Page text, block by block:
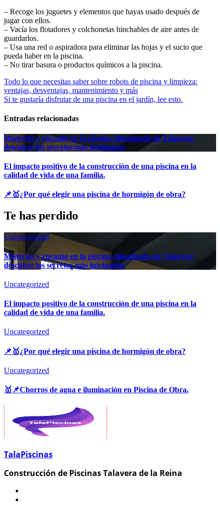
– Recoge los juguetes y elementos que hayas usado después de
jugar con ellos.
– Vacía los flotadores y colchonetas hinchables de aire antes de
guardarlos.
– Usa una red o aspiradora para eliminar las hojas y el sucio que
pueda haber en la piscina.
– No tirar basura o productos químicos a la piscina.
Navegación
de
Todo lo que necesitas saber sobre robots de piscina y limpieza:
ventajas, desventajas, mantenimiento y más
Si te gustaría disfrutar de una piscina en el jardín, lee esto.
Entradas relacionadas
Misterios y encanto en la piscina climatizada de Talavera:
descubre los secretos más intrigantes
El impacto positivo de la construcción de una piscina en la
calidad de vida de una familia.
📌🥇¿Por qué elegir una piscina de hormigón de obra?
Te has perdido
Uncategorized
Misterios y encanto en la piscina climatizada de Talavera:
descubre los secretos más intrigantes
Uncategorized
El impacto positivo de la construcción de una piscina en la
calidad de vida de una familia.
Uncategorized
📌🥇¿Por qué elegir una piscina de hormigón de obra?
Uncategorized
🥇📌Chorros de agua e iluminación en Piscina de Obra.
TalaPiscinas
Construcción de Piscinas Talavera de la Reina